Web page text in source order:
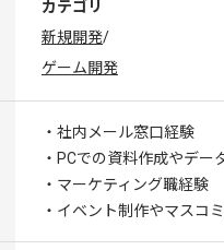
カテゴリ
新規開発/
ゲーム開発
・社内メール窓口経験
・PCでの資料作成やデー
・マーケティング職経験
・イベント制作やマスコ